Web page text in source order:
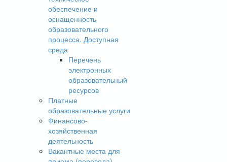
обеспечение и
оснащенность
образовательного
процесса. Доступная
среда
Перечень
электронных
образовательный
ресурсов
Платные
образовательные услуги
Финансово-
хозяйственная
деятельность
Вакантные места для